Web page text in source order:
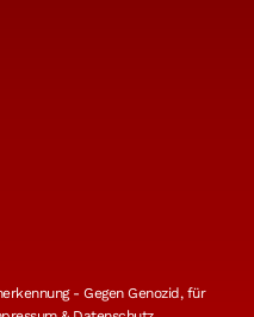
- Gegen Genozid, für